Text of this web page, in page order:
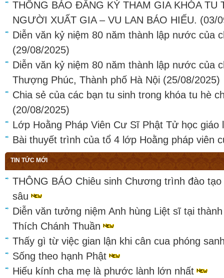
THÔNG BÁO ĐĂNG KÝ THAM GIA KHÓA
NGƯỜI XUẤT GIA – VU LAN BÁO HIẾU. (03/
Diễn văn kỷ niệm 80 năm thành lập nước của
(29/08/2025)
Diễn văn kỷ niệm 80 năm thành lập nước của
Thượng Phúc, Thành phố Hà Nội (25/08/2025)
Chia sẻ của các bạn tu sinh trong khóa tu hè
(20/08/2025)
Lớp Hoằng Pháp Viên Cư Sĩ Phật Tử học giáo
Bài thuyết trình của tổ 4 lớp Hoằng pháp viên
TIN TỨC MỚI
THÔNG BÁO Chiêu sinh Chương trình đào
sâu
Diễn văn tưởng niệm Anh hùng Liệt sĩ tại
Thích Chánh Thuần
Thấy gì từ việc gian lận khi cân cua phóng
Sống theo hạnh Phật
Hiếu kính cha mẹ là phước lành lớn nhất